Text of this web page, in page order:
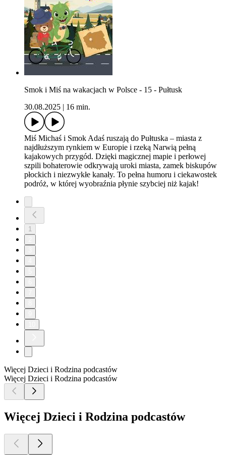
Smok i Miś na wakacjach w Polsce - 15 - Pułtusk
30.08.2025
16 min.
Miś Michaś i Smok Adaś ruszają do Pułtuska – miasta z
najdłuższym rynkiem w Europie i rzeką Narwią pełną
kajakowych przygód. Dzięki magicznej mapie i perłowej
szpili bohaterowie odkrywają uroki miasta, zamek biskupów
płockich i niezwykłe kanały. To pełna humoru i ciekawostek
podróż, w której wyobraźnia płynie szybciej niż kajak!
1
Więcej Dzieci i Rodzina podcastów
Więcej Dzieci i Rodzina podcastów
Więcej Dzieci i Rodzina podcastów